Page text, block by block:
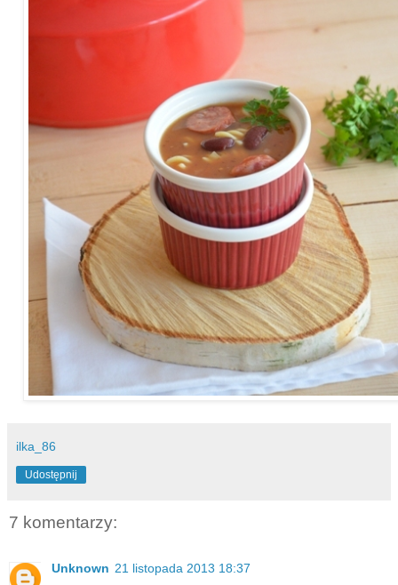
ilka_86
Udostępnij
7 komentarzy:
Unknown 21 listopada 2013 18:37